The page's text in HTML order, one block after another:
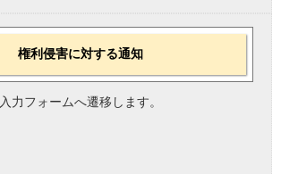
権利侵害に対する通知
入力フォームへ遷移します。